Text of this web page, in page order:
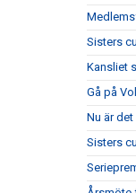
Sisters
Kansliet
Gå på
Nu är
Sisters